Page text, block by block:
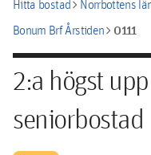
Hitta bostadchevron_rightNorrbottens
Bonum Brf Årstidenchevron_right0111
2:a högst
seniorbostad